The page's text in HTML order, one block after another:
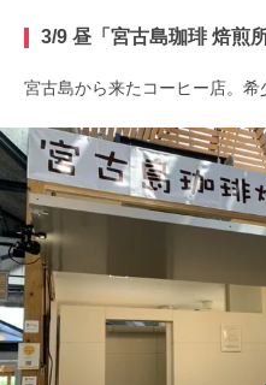
3/9 昼「宮古島珈琲 焙煎
宮古島から来たコーヒー店。希